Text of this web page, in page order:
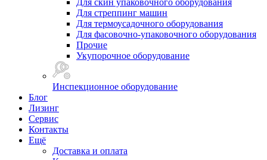
Для скин упаковочного оборудования
Для стреппинг машин
Для термоусадочного оборудования
Для фасовочно-упаковочного оборудования
Прочие
Укупорочное оборудование
Инспекционное оборудование
Блог
Лизинг
Сервис
Контакты
Ещё
Доставка и оплата